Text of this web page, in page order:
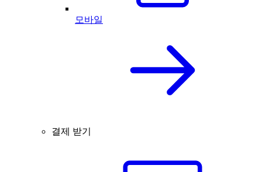
모바일
결제 받기